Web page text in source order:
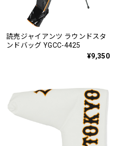
読売ジャイアンツ ラウンドスタ
ンドバッグ YGCC-4425
¥9,350